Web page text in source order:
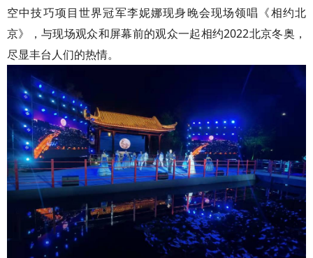
空中技巧项目世界冠军李妮娜现身晚会现场领唱《相约北
京》，与现场观众和屏幕前的观众一起相约2022北京冬奥，
尽显丰台人们的热情。